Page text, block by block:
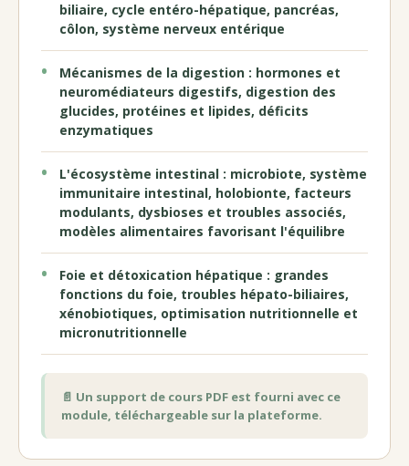
biliaire, cycle entéro-hépatique, pancréas,
côlon, système nerveux entérique
Mécanismes de la digestion : hormones et
neuromédiateurs digestifs, digestion des
glucides, protéines et lipides, déficits
enzymatiques
L'écosystème intestinal : microbiote, système
immunitaire intestinal, holobionte, facteurs
modulants, dysbioses et troubles associés,
modèles alimentaires favorisant l'équilibre
Foie et détoxication hépatique : grandes
fonctions du foie, troubles hépato-biliaires,
xénobiotiques, optimisation nutritionnelle et
micronutritionnelle
📄 Un support de cours PDF est fourni avec ce
module, téléchargeable sur la plateforme.